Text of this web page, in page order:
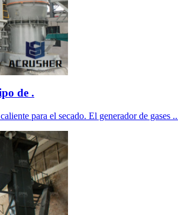
de .
para el secado. El generador de